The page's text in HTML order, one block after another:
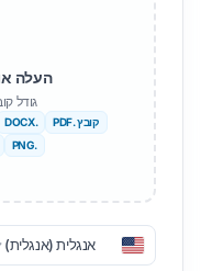
העלה
גודל
קובץ .PDF .DOCX
.PNG
אנגלית (אנגלית)